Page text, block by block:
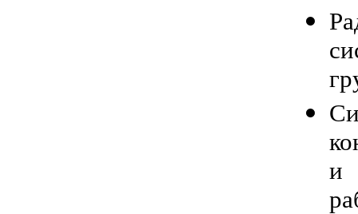
и